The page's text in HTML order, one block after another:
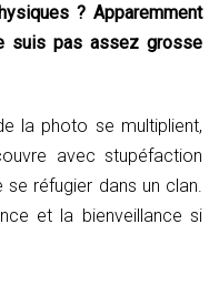
? Apparemment
suis pas assez grosse
la photo se multiplient,
avec stupéfaction
se réfugier dans un clan.
et la bienveillance si